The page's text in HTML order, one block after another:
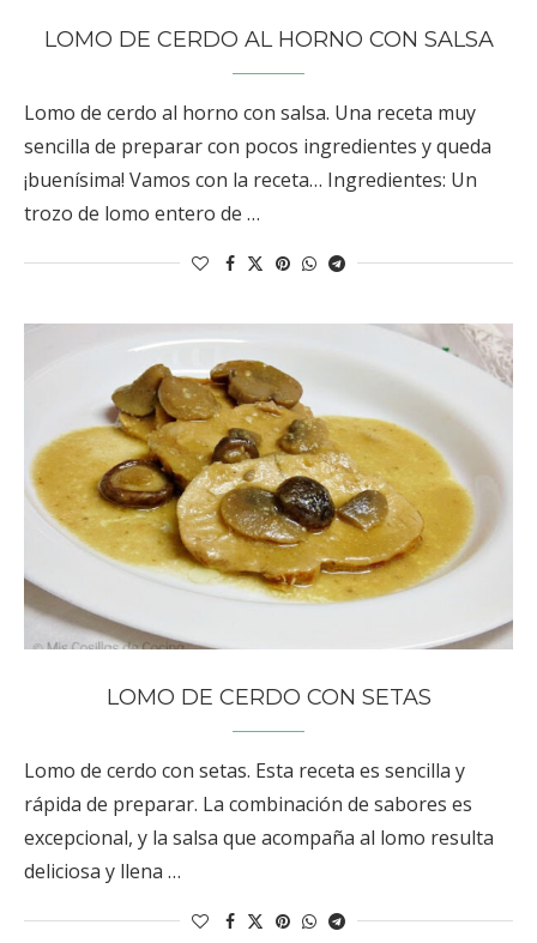
LOMO DE CERDO AL HORNO CON SALSA
Lomo de cerdo al horno con salsa. Una receta muy
sencilla de preparar con pocos ingredientes y queda
¡buenísima! Vamos con la receta… Ingredientes: Un
trozo de lomo entero de …
LOMO DE CERDO CON SETAS
Lomo de cerdo con setas. Esta receta es sencilla y
rápida de preparar. La combinación de sabores es
excepcional, y la salsa que acompaña al lomo resulta
deliciosa y llena …